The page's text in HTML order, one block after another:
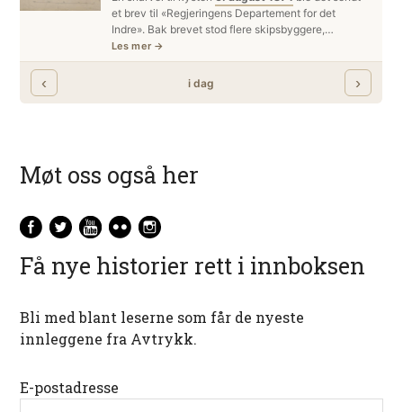
Møt oss også her
Få nye historier rett i innboksen
Bli med blant leserne som får de nyeste
innleggene fra Avtrykk.
E-postadresse